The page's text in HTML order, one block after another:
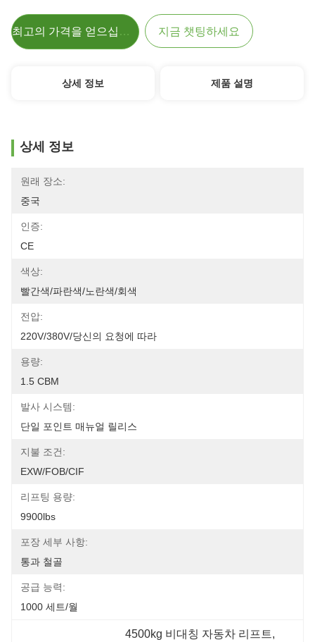
최고의 가격을 얻으십시오 지금 챗팅하세요
상세 정보 제품 설명
상세 정보
원래 장소:
중국
인증:
CE
색상:
빨간색/파란색/노란색/회색
전압:
220V/380V/당신의 요청에 따라
용량:
1.5 CBM
발사 시스템:
단일 포인트 매뉴얼 릴리스
지불 조건:
EXW/FOB/CIF
리프팅 용량:
9900lbs
포장 세부 사항:
통과 철골
공급 능력:
1000 세트/월
4500kg 비대칭 자동차 리프트,